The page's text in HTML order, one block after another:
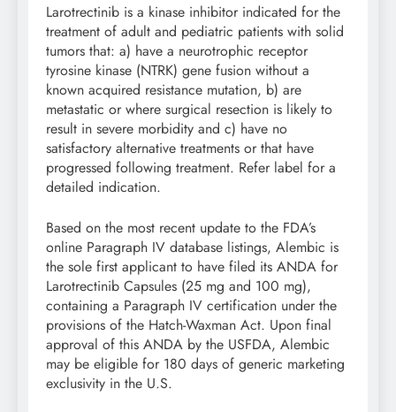
Larotrectinib is a kinase inhibitor indicated for the
treatment of adult and pediatric patients with solid
tumors that: a) have a neurotrophic receptor
tyrosine kinase (NTRK) gene fusion without a
known acquired resistance mutation, b) are
metastatic or where surgical resection is likely to
result in severe morbidity and c) have no
satisfactory alternative treatments or that have
progressed following treatment. Refer label for a
detailed indication.
Based on the most recent update to the FDA’s
online Paragraph IV database listings, Alembic is
the sole first applicant to have filed its ANDA for
Larotrectinib Capsules (25 mg and 100 mg),
containing a Paragraph IV certification under the
provisions of the Hatch-Waxman Act. Upon final
approval of this ANDA by the USFDA, Alembic
may be eligible for 180 days of generic marketing
exclusivity in the U.S.